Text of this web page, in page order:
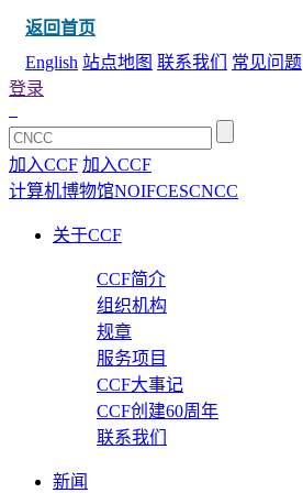
返回首页
English 站点地图 联系我们 常见问题
登录
加入CCF 加入CCF
计算机博物馆NOIFCESCNCC
关于CCF
CCF简介
组织机构
规章
服务项目
CCF大事记
CCF创建60周年
联系我们
新闻